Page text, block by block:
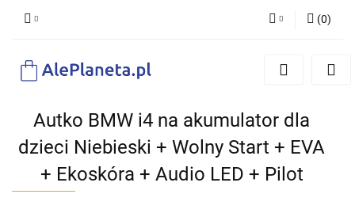
Zaloguj się
(0)
Autko BMW i4 na akumulator dla
dzieci Niebieski + Wolny Start + EVA
+ Ekoskóra + Audio LED + Pilot